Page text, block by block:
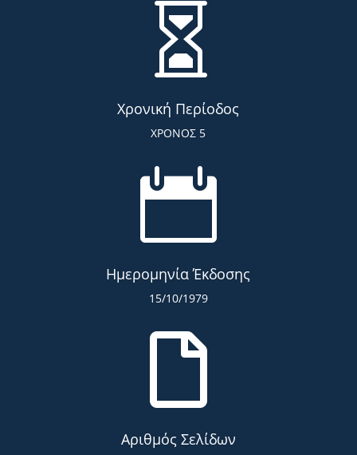

Χρονική Περίοδος
ΧΡΟΝΟΣ 5

Ημερομηνία Έκδοσης
15/10/1979

Αριθμός Σελίδων